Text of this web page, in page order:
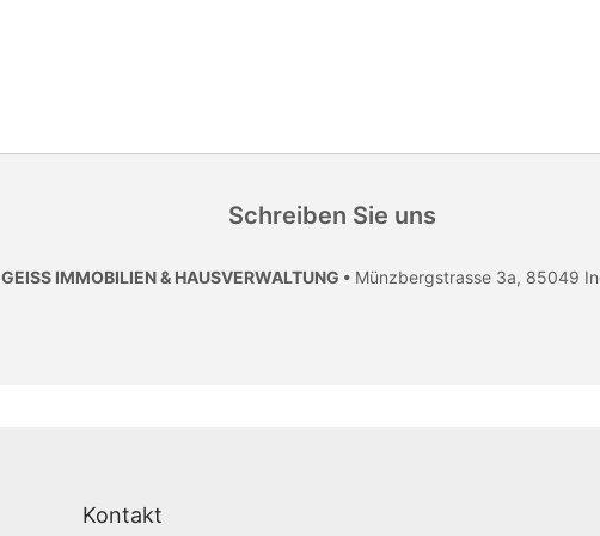
Schreiben Sie uns
GEISS IMMOBILIEN & HAUSVERWALTUNG • Münzbergstrasse 3a, 85049
Kontakt